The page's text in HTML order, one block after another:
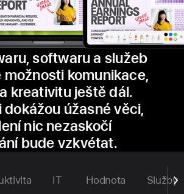
softwaru a služeb
komunikace,
kreativitu ještě dál.
úžasné věci,
nic nezaskočí
bude vzkvétat.
IT Hodnota Služby